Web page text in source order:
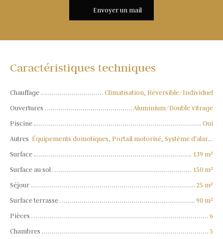
Envoyer un mail
Caractéristiques techniques
Chauffage
Climatisation, Réversible/Individuel
Ouvertures
Aluminium/Double vitrage
Piscine
Oui
Autres
Équipements domotiques, Portail motorisé, Système d'alarme, Visiophone, Volets électriques
Surface
139 m²
Surface au sol
150 m²
Séjour
25 m²
Surface terrasse
90 m²
Pièces
6
Chambres
5